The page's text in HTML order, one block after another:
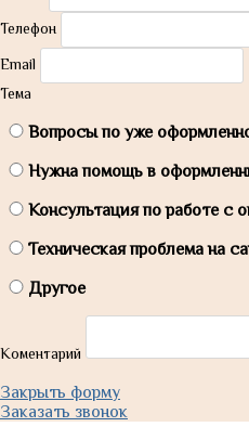
Телефон
Email
Тема
Вопросы по уже
Нужна помощь в
Консультация по работе с
Техническая проблема на
Другое
Коментарий
Закрыть форму
Заказать звонок